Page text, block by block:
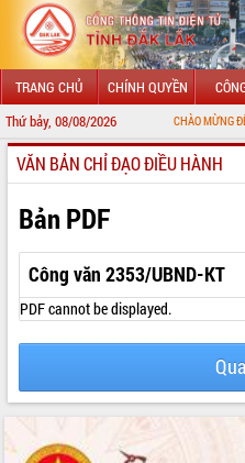
TRANG CHỦ CHÍNH QUYỀN
Thứ bảy, 08/08/2026CHÀO MỪNG ĐẾN VỚI
GIỚI THIỆU
LÃNH ĐẠO UBND TỈNH
TIN TỨC SỰ KIỆN
SỞ, BAN, NGÀNH
UBND CÁC XÃ, PHƯỜNG
THÔNG TIN CHỈ ĐẠO ĐIỀU HÀNH
VĂN BẢN CHỈ ĐẠO ĐIỀU HÀNH
Bản PDF
Công văn 2353/UBND-KT
PDF cannot be displayed.